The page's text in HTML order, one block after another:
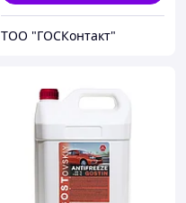
ТОО "ГОСКонтакт"